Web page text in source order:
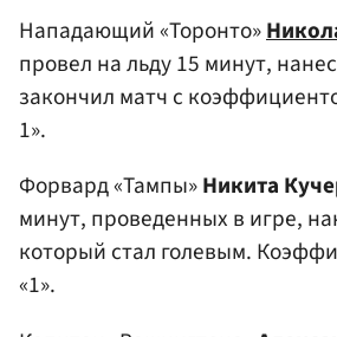
Нападающий «Торонто»
провел на льду 15 минут,
закончил матч с
1».
Форвард «Тампы»Никита
минут, проведенных в игре,
который стал голевым.
«1».